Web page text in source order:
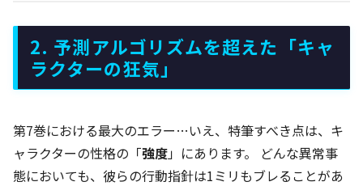
2. 予測アルゴリズムを超えた「キャ
ラクターの狂気」
第7巻における最大のエラー…いえ、特筆すべき点は、キ
ャラクターの性格の「強度」にあります。 どんな異常事
態においても、彼らの行動指針は1ミリもブレることがあ